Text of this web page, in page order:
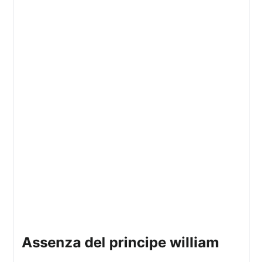
assenza del principe william